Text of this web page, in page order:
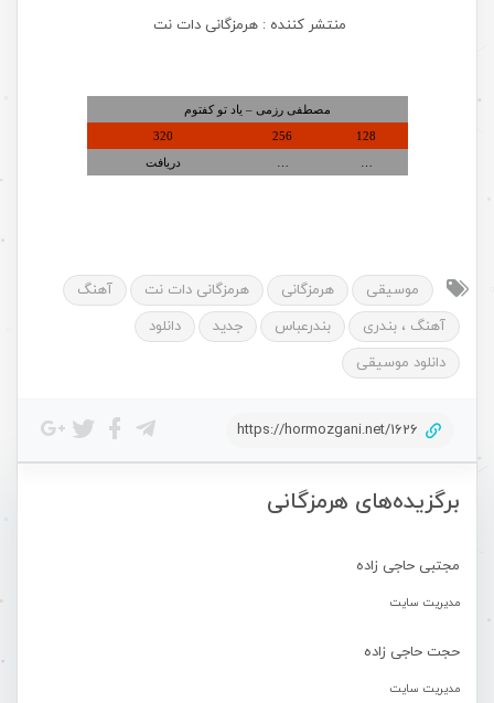
برگزیده‌های هرمزگانی
مجتبی حاجی زاده
مدیریت سایت
حجت حاجی زاده
مدیریت سایت
منتشر کننده : هرمزگانی دات نت
مصطفی رزمی – یاد تو کفتوم
128
256
320
دریافت
موسیقی هرمزگانی هرمزگانی دات نت
آهنگ
آهنگ ، بندری
بندرعباس جدید
دانلود
دانلود موسیقی
https://hormozgani.net/1626